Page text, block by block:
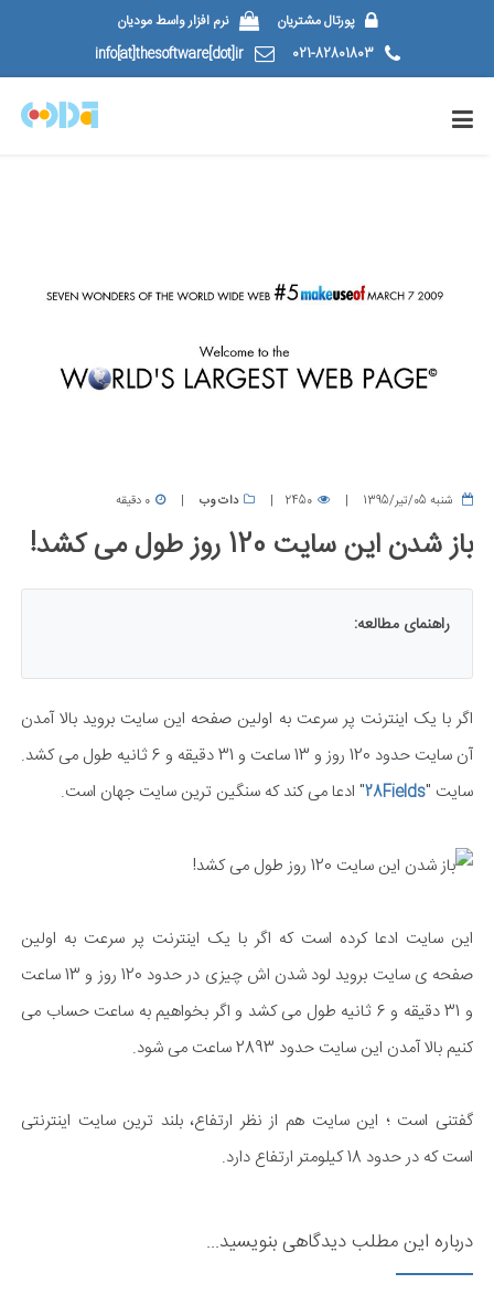
پورتال مشتریان
نرم افزار واسط مودیان
021-82801803
info[at]thesoftware[dot]ir
شنبه 05/تیر/1395 2450 دات وب 0 دقیقه
باز شدن این سایت 120 روز طول می کشد!
راهنمای مطالعه:
اگر با یک اینترنت پر سرعت به اولین صفحه این سایت بروید بالا آمدن
آن سایت حدود 120 روز و 13 ساعت و 31 دقیقه و 6 ثانیه طول می کشد.
سایت "28Fields" ادعا می کند که سنگین ترین سایت جهان است.
این سایت ادعا کرده است که اگر با یک اینترنت پر سرعت به اولین
صفحه ی سایت بروید لود شدن اش چیزی در حدود 120 روز و 13 ساعت
و 31 دقیقه و 6 ثانیه طول می کشد و اگر بخواهیم به ساعت حساب می
کنیم بالا آمدن این سایت حدود 2893 ساعت می شود.
گفتنی است ؛ این سایت هم از نظر ارتفاع، بلند ترین سایت اینترنتی
است که در حدود 18 کیلومتر ارتفاع دارد.
درباره این مطلب دیدگاهی بنویسید...